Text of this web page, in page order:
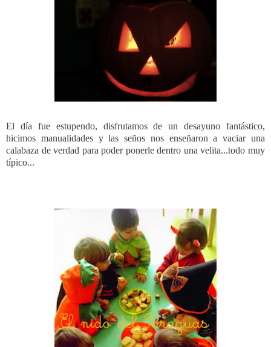
El día fue estupendo, disfrutamos de un desayuno fantástico,
hicimos manualidades y las seños nos enseñaron a vaciar una
calabaza de verdad para poder ponerle dentro una velita...todo muy
típico...